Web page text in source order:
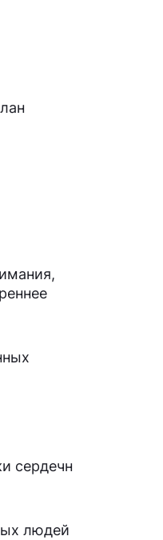
сердечн
людей